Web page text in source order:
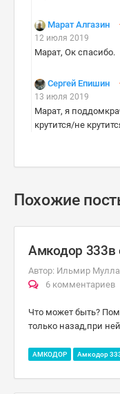
Марат Алгазин
12 июля 2019
Марат, Ок спасибо.
Сергей Епишин
13 июля 2019
Марат, я
крутится/не
Похожие
Амкодор 333в
Автор: Ильмир
6 комментариев
Что может быть?
только назад,при
АМКОДОР Амкодор